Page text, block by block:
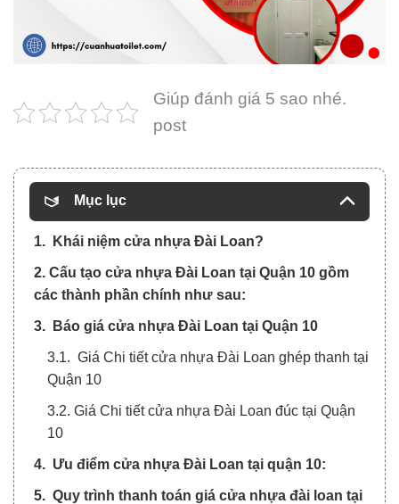
Giúp đánh giá 5 sao nhé.
post
Mục lục
1. Khái niệm cửa nhựa Đài Loan?
2. Cấu tạo cửa nhựa Đài Loan tại Quận 10 gồm
các thành phần chính như sau:
3. Báo giá cửa nhựa Đài Loan tại Quận 10
3.1. Giá Chi tiết cửa nhựa Đài Loan ghép thanh tại
Quận 10
3.2. Giá Chi tiết cửa nhựa Đài Loan đúc tại Quận
10
4. Ưu điểm cửa nhựa Đài Loan tại quận 10:
5. Quy trình thanh toán giá cửa nhựa đài loan tại